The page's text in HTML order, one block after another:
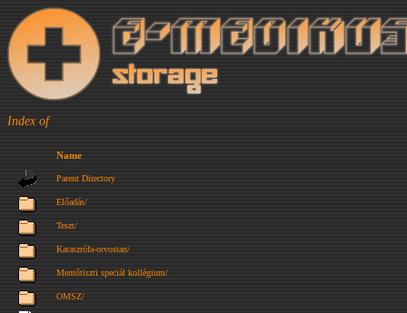
Index of
Name
Parent Directory
Előadás/
Teszt/
Kataszrófa-orvostan/
Mentőtiszti speciál kollégium/
OMSZ/